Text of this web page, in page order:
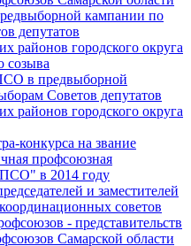
кампании по
депутатов
районов городского округа
созыва
в предвыборной
Советов депутатов
районов городского округа
конкурса на звание
профсоюзная
в 2014 году
и заместителей
советов
- представительств
Самарской области